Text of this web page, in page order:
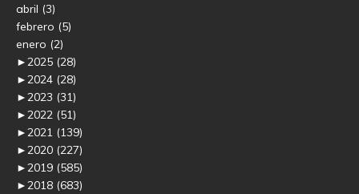
abril (3)
febrero (5)
enero (2)
►2025 (28)
►2024 (28)
►2023 (31)
►2022 (51)
►2021 (139)
►2020 (227)
►2019 (585)
►2018 (683)